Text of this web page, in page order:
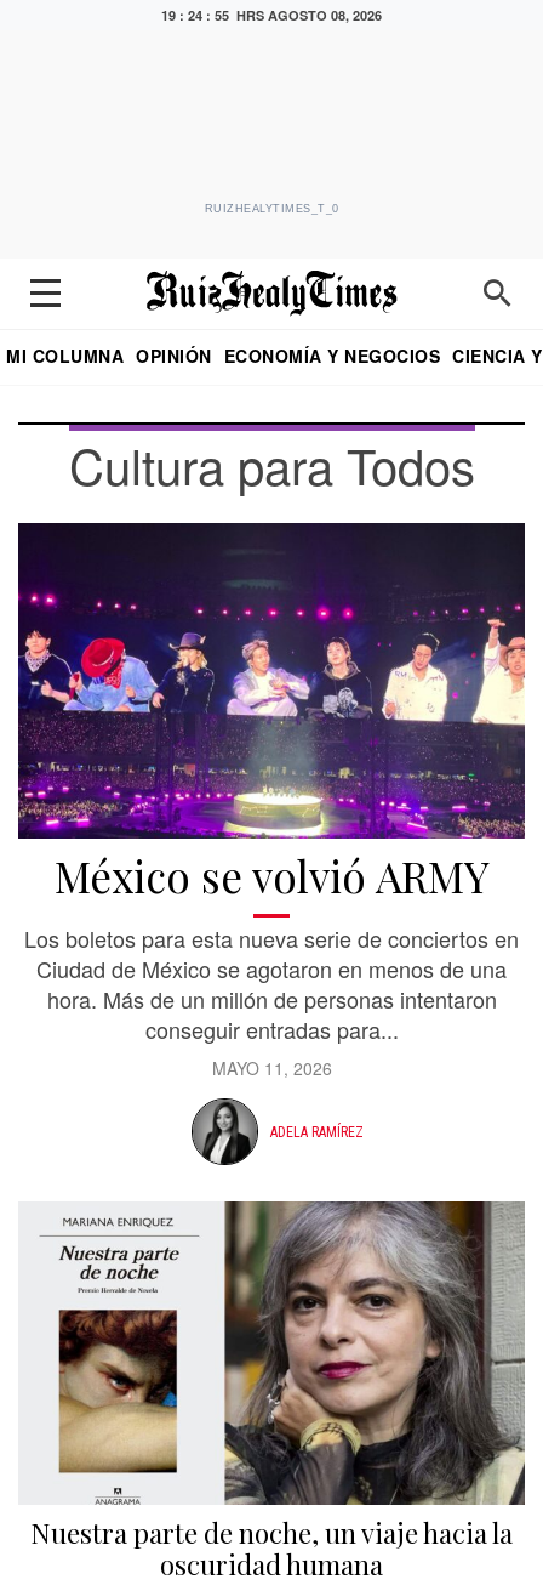
19 : 24 : 57 HRS AGOSTO 08, 2026
RUIZHEALYTIMES_T_0
MI COLUMNA OPINIÓN ECONOMÍA Y NEGOCIOS CIENCIA
Cultura para Todos
México se volvió ARMY
Los boletos para esta nueva serie de conciertos en
Ciudad de México se agotaron en menos de una
hora. Más de un millón de personas intentaron
conseguir entradas para...
MAYO 11, 2026
ADELA RAMÍREZ
Nuestra parte de noche, un viaje hacia la
oscuridad humana